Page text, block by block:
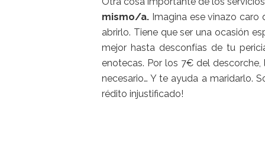
mismo/a. Imagina ese vinazo caro
abrirlo. Tiene que ser una ocasión
mejor hasta desconfías de tu
enotecas. Por los 7€ del
necesario… Y te ayuda a maridarlo.
rédito injustificado!